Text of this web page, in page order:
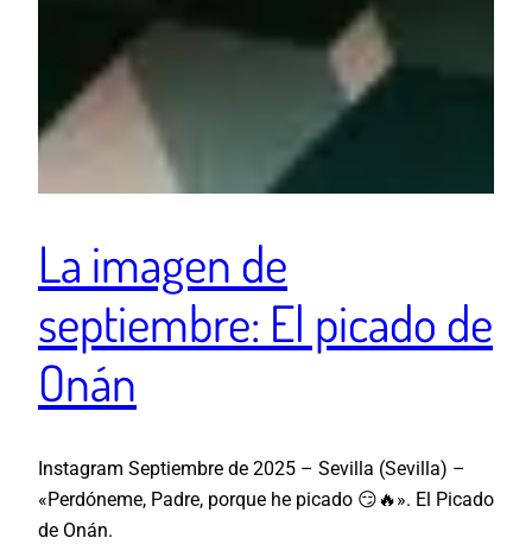
La imagen de
septiembre: El picado de
Onán
Instagram Septiembre de 2025 – Sevilla (Sevilla) –
«Perdóneme, Padre, porque he picado 😏🔥». El Picado
de Onán.